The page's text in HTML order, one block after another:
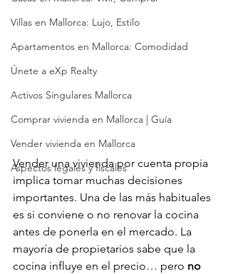
Villas en Mallorca: Lujo, Estilo
Apartamentos en Mallorca: Comodidad
Únete a eXp Realty
Activos Singulares Mallorca
Comprar vivienda en Mallorca | Guía
Vender vivienda en Mallorca
Aspectos legales y fiscales
Vender una vivienda por cuenta propia
implica tomar muchas decisiones
importantes. Una de las más habituales
es si conviene o no renovar la cocina
antes de ponerla en el mercado. La
mayoría de propietarios sabe que la
cocina influye en el precio… pero no